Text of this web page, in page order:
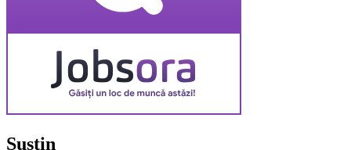
Sustin